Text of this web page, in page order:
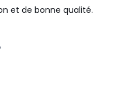
et de bonne qualité.